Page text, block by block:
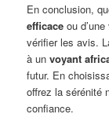
En conclusion,
efficace ou d’une
vérifier les avis.
à unvoyant
futur. En
offrez la sérénité
confiance.